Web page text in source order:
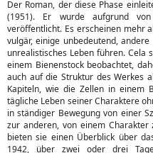
Der Roman, der diese Phase
(1951). Er wurde aufgrund
veröffentlicht. Es erscheinen mehr
vulgär, einige unbedeutend,
unrealistisches Leben führen. Cela
einem Bienenstock beobachtet,
auch auf die Struktur des Werkes
Kapiteln, wie die Zellen in einem
tägliche Leben seiner Charaktere
in ständiger Bewegung von einer
zur anderen, von einem
bieten sie einen Überblick über
1942, über zwei oder drei